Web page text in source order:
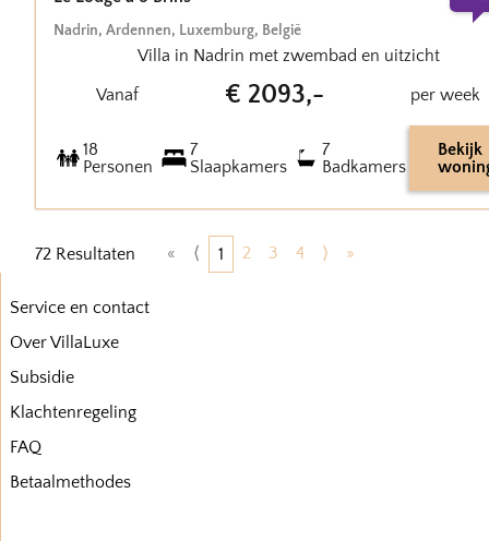
Nadrin, Ardennen, Luxemburg, België
Villa in Nadrin met zwembad en uitzicht
Vanaf
€ 2093,- per week
18
Personen
7
Slaapkamers
7
Badkamers
Bekijk
72 Resultaten « ⟨ 1 2 3 4 ⟩ »
Service en contact
Over VillaLuxe
Subsidie
Klachtenregeling
FAQ
Betaalmethodes